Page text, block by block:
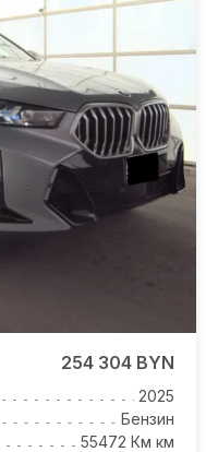
254 304 BYN
2025
Бензин
55472 Км км